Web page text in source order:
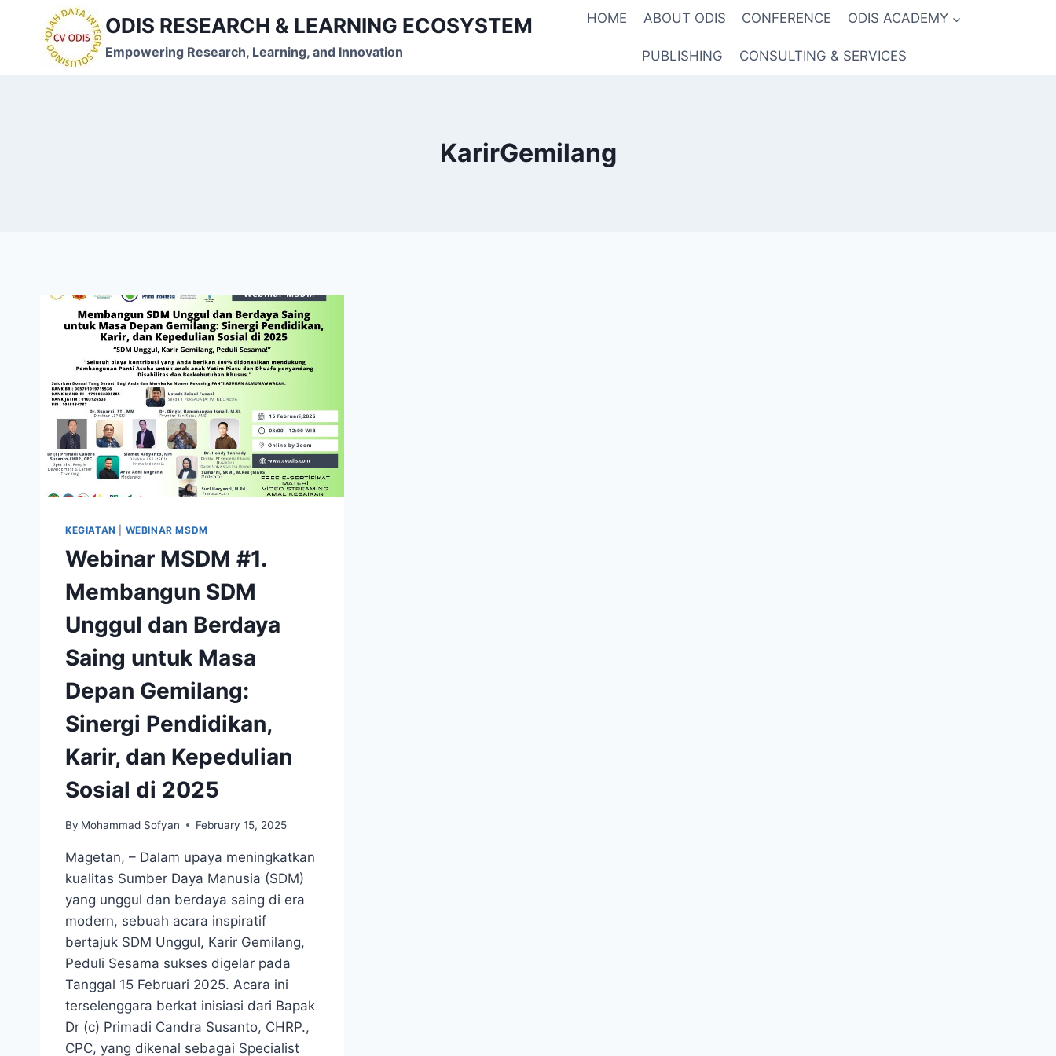
content
ODIS RESEARCH & LEARNING ECOSYSTEM
Empowering Research, Learning, and Innovation
HOME ABOUT ODIS CONFERENCE ODIS ACADEMY
PUBLISHING CONSULTING & SERVICES
KarirGemilang
KEGIATAN WEBINAR MSDM
Webinar MSDM #1.
Membangun SDM
Unggul dan Berdaya
Saing untuk Masa
Depan Gemilang:
Sinergi Pendidikan,
Karir, dan Kepedulian
Sosial di 2025
By Mohammad Sofyan February 15, 2025
Magetan, – Dalam upaya meningkatkan
kualitas Sumber Daya Manusia (SDM)
yang unggul dan berdaya saing di era
modern, sebuah acara inspiratif
bertajuk SDM Unggul, Karir Gemilang,
Peduli Sesama sukses digelar pada
Tanggal 15 Februari 2025. Acara ini
terselenggara berkat inisiasi dari Bapak
Dr (c) Primadi Candra Susanto, CHRP.,
CPC, yang dikenal sebagai Specialist